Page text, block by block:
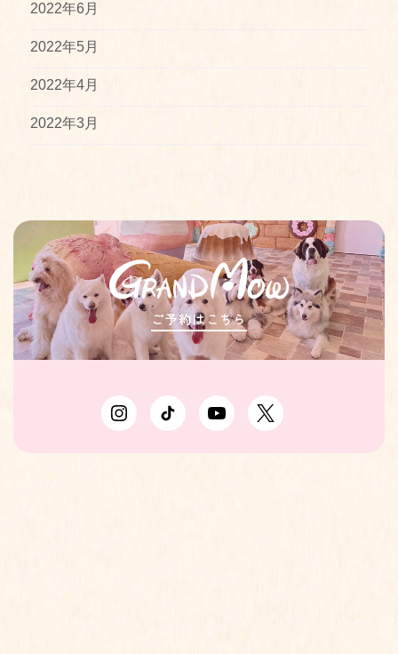
2022年6月
2022年5月
2022年4月
2022年3月
ご予約はこちら